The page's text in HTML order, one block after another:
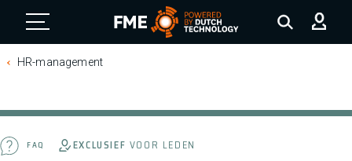
FME Logo, to the homepage
HR-management
FAQ EXCLUSIEF VOOR LEDEN